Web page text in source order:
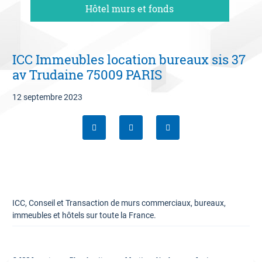
06 09 94 87 02
Estimation offerte
Hôtel murs et fonds
ICC Immeubles location bureaux sis 37
av Trudaine 75009 PARIS
12 septembre 2023
ICC, Conseil et Transaction de murs commerciaux, bureaux,
immeubles et hôtels sur toute la France.
© ICC Invest Plan du site Mentions légales Lexique